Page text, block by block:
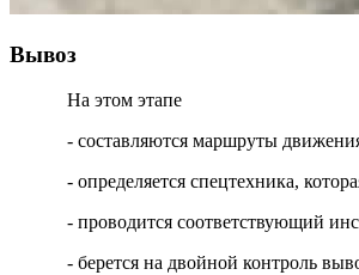
Вывоз
На этом этапе
- составляются маршруты
- определяется спецтехника,
- проводится соответствующий
- берется на двойной контроль